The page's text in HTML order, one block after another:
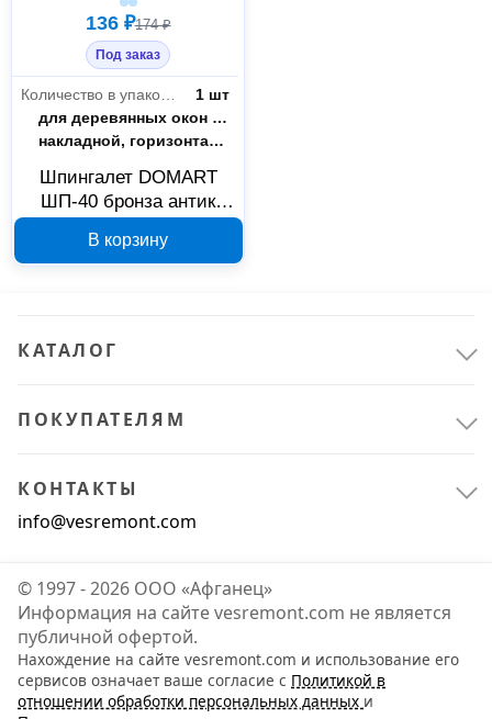
136 ₽174 ₽
Под заказ
1 шт
Назначение
для деревянных окон и дверей
Тип установки
накладной, горизонтального расположения
Шпингалет DOMART
ШП-40 бронза антик
В корзину
КАТАЛОГ
ПОКУПАТЕЛЯМ
КОНТАКТЫ
info@vesremont.com
© 1997 - 2026 ООО «Афганец»
Информация на сайте vesremont.com не является
публичной офертой.
Нахождение на сайте vesremont.com и использование его
сервисов означает ваше согласие с Политикой в
отношении обработки персональных данных и